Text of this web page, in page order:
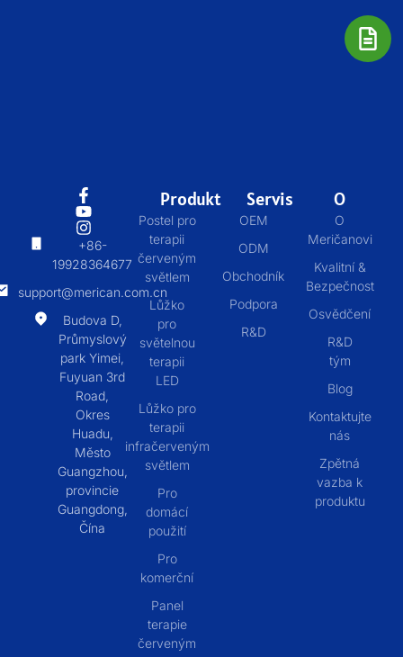
+86-
19928364677
support@merican.com.cn
Budova D,
Průmyslový
park Yimei,
Fuyuan 3rd
Road,
Okres
Huadu,
Město
Guangzhou,
provincie
Guangdong,
Čína
Produkt
Postel pro
terapii
červeným
světlem
Lůžko
pro
světelnou
terapii
LED
Lůžko pro
terapii
infračerveným
světlem
Pro
domácí
použití
Pro
komerční
Panel
terapie
červeným
Servis
OEM
ODM
Obchodník
Podpora
R&D
O
O
Meričanovi
Kvalitní &
Bezpečnost
Osvědčení
R&D
tým
Blog
Kontaktujte
nás
Zpětná
vazba k
produktu